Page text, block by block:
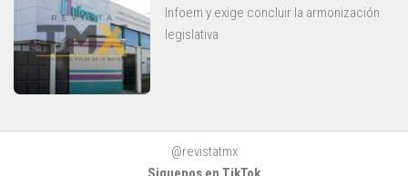
Infoem y exige concluir la armonización
legislativa
@revistatmx